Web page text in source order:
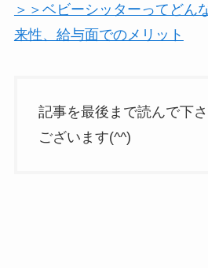
＞＞ベビーシッターってどん
来性、給与面でのメリット
記事を最後まで読んで下
ございます(^^)